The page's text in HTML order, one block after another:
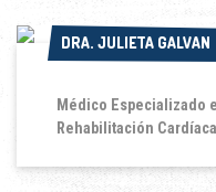
DRA. JULIETA GALVAN
DRA. JULIETA GALVAN
Médico Especializado
Rehabilitación Cardíaca